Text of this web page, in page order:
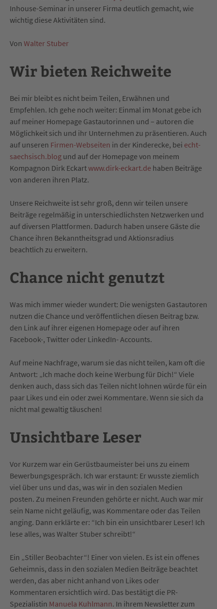
Inhouse-Seminar in unserer Firma deutlich gemacht, wie
wichtig diese Aktivitäten sind.
Von Walter Stuber
Wir bieten Reichweite
Bei mir bleibt es nicht beim Teilen, Erwähnen und
Empfehlen. Ich gehe noch weiter: Einmal im Monat gebe ich
auf meiner Homepage Gastautorinnen und – autoren die
Möglichkeit sich und ihr Unternehmen zu präsentieren. Auch
auf unseren Firmen-Webseiten in der Kinderecke, bei echt-
saechsisch.blog und auf der Homepage von meinem
Kompagnon Dirk Eckartwww.dirk-eckart.de haben Beiträge
von anderen ihren Platz.
Unsere Reichweite ist sehr groß, denn wir teilen unsere
Beiträge regelmäßig in unterschiedlichsten Netzwerken und
auf diversen Plattformen. Dadurch haben unsere Gäste die
Chance ihren Bekanntheitsgrad und Aktionsradius
beachtlich zu erweitern.
Chance nicht genutzt
Was mich immer wieder wundert: Die wenigsten Gastautoren
nutzen die Chance und veröffentlichen diesen Beitrag bzw.
den Link auf ihrer eigenen Homepage oder auf ihren
Facebook-, Twitter oder LinkedIn- Accounts.
Auf meine Nachfrage, warum sie das nicht teilen, kam oft die
Antwort: „Ich mache doch keine Werbung für Dich!“ Viele
denken auch, dass sich das Teilen nicht lohnen würde für ein
paar Likes und ein oder zwei Kommentare. Wenn sie sich da
nicht mal gewaltig täuschen!
Unsichtbare Leser
Vor Kurzem war ein Gerüstbaumeister bei uns zu einem
Bewerbungsgespräch. Ich war erstaunt: Er wusste ziemlich
viel über uns und das, was wir in den sozialen Medien
posten. Zu meinen Freunden gehörte er nicht. Auch war mir
sein Name nicht geläufig, was Kommentare oder das Teilen
anging. Dann erklärte er: “Ich bin ein unsichtbarer Leser! Ich
lese alles, was Walter Stuber schreibt!“
Ein „Stiller Beobachter“! Einer von vielen. Es ist ein offenes
Geheimnis, dass in den sozialen Medien Beiträge beachtet
werden, das aber nicht anhand von Likes oder
Kommentaren ersichtlich wird. Das bestätigt die PR-
Spezialistin Manuela Kuhlmann. In ihrem Newsletter zum